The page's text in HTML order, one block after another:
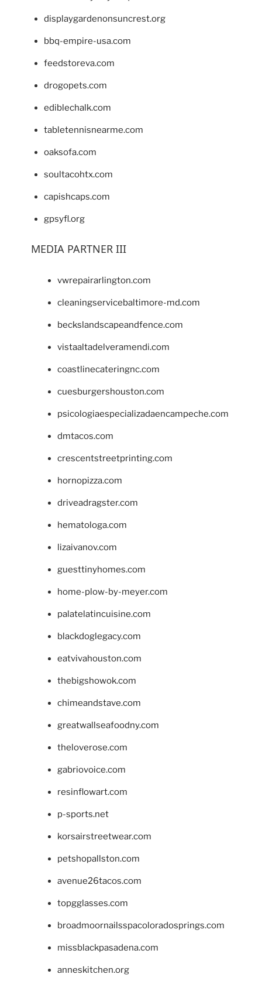
displaygardenonsuncrest.org
bbq-empire-usa.com
feedstoreva.com
drogopets.com
ediblechalk.com
tabletennisnearme.com
oaksofa.com
soultacohtx.com
capishcaps.com
gpsyfl.org
MEDIA PARTNER III
vwrepairarlington.com
cleaningservicebaltimore-md.com
beckslandscapeandfence.com
vistaaltadelveramendi.com
coastlinecateringnc.com
cuesburgershouston.com
psicologiaespecializadaencampeche.com
dmtacos.com
crescentstreetprinting.com
hornopizza.com
driveadragster.com
hematologa.com
lizaivanov.com
guesttinyhomes.com
home-plow-by-meyer.com
palatelatincuisine.com
blackdoglegacy.com
eatvivahouston.com
thebigshowok.com
chimeandstave.com
greatwallseafoodny.com
theloverose.com
gabriovoice.com
resinflowart.com
p-sports.net
korsairstreetwear.com
petshopallston.com
avenue26tacos.com
topgglasses.com
broadmoornailsspacoloradosprings.com
missblackpasadena.com
anneskitchen.org